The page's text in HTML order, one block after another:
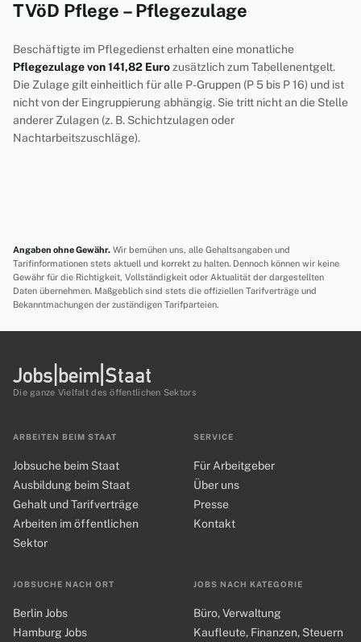
TVöD Pflege – Pflegezulage
Beschäftigte im Pflegedienst erhalten eine monatliche
Pflegezulage von 141,82 Eurozusätzlich zum Tabellenentgelt.
Die Zulage gilt einheitlich für alle P-Gruppen (P 5 bis P 16) und ist
nicht von der Eingruppierung abhängig. Sie tritt nicht an die Stelle
anderer Zulagen (z. B. Schichtzulagen oder
Nachtarbeitszuschläge).
Angaben ohne Gewähr. Wir bemühen uns, alle Gehaltsangaben und
Tarifinformationen stets aktuell und korrekt zu halten. Dennoch können wir keine
Gewähr für die Richtigkeit, Vollständigkeit oder Aktualität der dargestellten
Daten übernehmen. Maßgeblich sind stets die offiziellen Tarifverträge und
Bekanntmachungen der zuständigen Tarifparteien.
Die ganze Vielfalt des öffentlichen Sektors
ARBEITEN BEIM STAAT
Jobsuche beim Staat
Ausbildung beim Staat
Gehalt und Tarifverträge
Arbeiten im öffentlichen
Sektor
JOBSUCHE NACH ORT
Berlin Jobs
Hamburg Jobs
JOBS NACH KATEGORIE
Büro, Verwaltung
Kaufleute, Finanzen, Steuern
SERVICE
Für Arbeitgeber
Über uns
Presse
Kontakt